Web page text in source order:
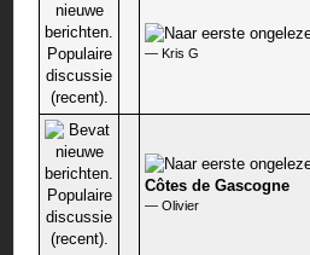
— Kris G
0 stem - 0 van 5
Côtes de Gascogne
—Olivier
0 stem - 0 van 5 gemiddeld